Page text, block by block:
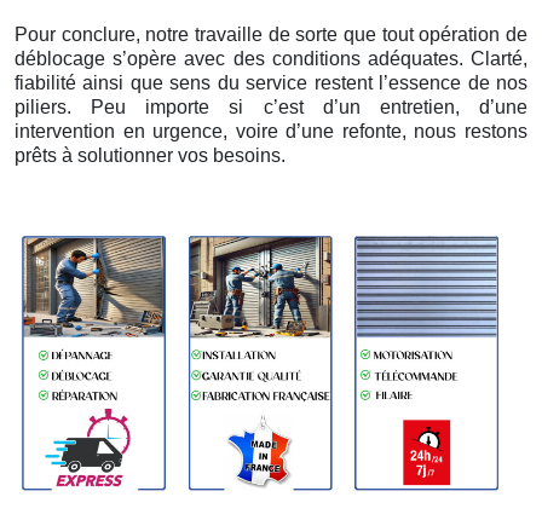
Pour conclure, notre travaille de sorte que tout opération de
déblocage s’opère avec des conditions adéquates. Clarté,
fiabilité ainsi que sens du service restent l’essence de nos
piliers. Peu importe si c’est d’un entretien, d’une
intervention en urgence, voire d’une refonte, nous restons
prêts à solutionner vos besoins.